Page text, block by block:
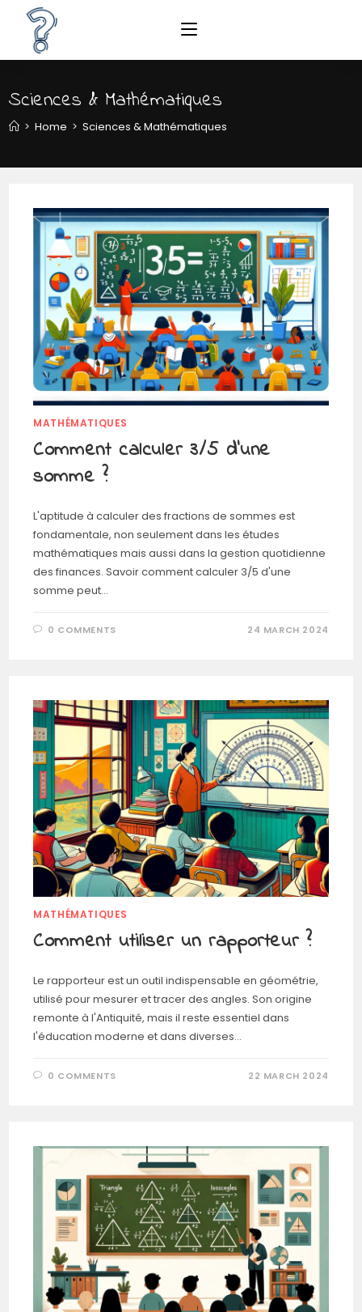
Sciences & Mathématiques
> Home > Sciences & Mathématiques
MATHÉMATIQUES
Comment calculer 3/5 d’une
somme ?
L'aptitude à calculer des fractions de sommes est
fondamentale, non seulement dans les études
mathématiques mais aussi dans la gestion quotidienne
des finances. Savoir comment calculer 3/5 d'une
somme peut…
0 COMMENTS 24 MARCH 2024
MATHÉMATIQUES
Comment utiliser un rapporteur ?
Le rapporteur est un outil indispensable en géométrie,
utilisé pour mesurer et tracer des angles. Son origine
remonte à l'Antiquité, mais il reste essentiel dans
l'éducation moderne et dans diverses…
0 COMMENTS 22 MARCH 2024